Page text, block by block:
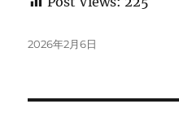
投
2026年2月6日